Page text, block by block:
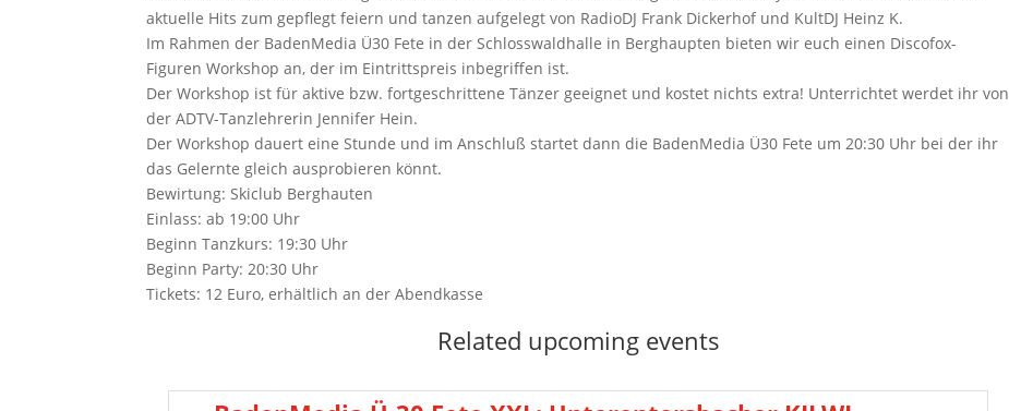
aktuelle Hits zum gepflegt feiern und tanzen aufgelegt von RadioDJ Frank Dickerhof und KultDJ Heinz K.
Im Rahmen der BadenMedia Ü30 Fete in der Schlosswaldhalle in Berghaupten bieten wir euch einen Discofox-
Figuren Workshop an, der im Eintrittspreis inbegriffen ist.
Der Workshop ist für aktive bzw. fortgeschrittene Tänzer geeignet und kostet nichts extra! Unterrichtet werdet ihr von
der ADTV-Tanzlehrerin Jennifer Hein.
Der Workshop dauert eine Stunde und im Anschluß startet dann die BadenMedia Ü30 Fete um 20:30 Uhr bei der ihr
das Gelernte gleich ausprobieren könnt.
Bewirtung: Skiclub Berghauten
Einlass: ab 19:00 Uhr
Beginn Tanzkurs: 19:30 Uhr
Beginn Party: 20:30 Uhr
Tickets: 12 Euro, erhältlich an der Abendkasse
Related upcoming events